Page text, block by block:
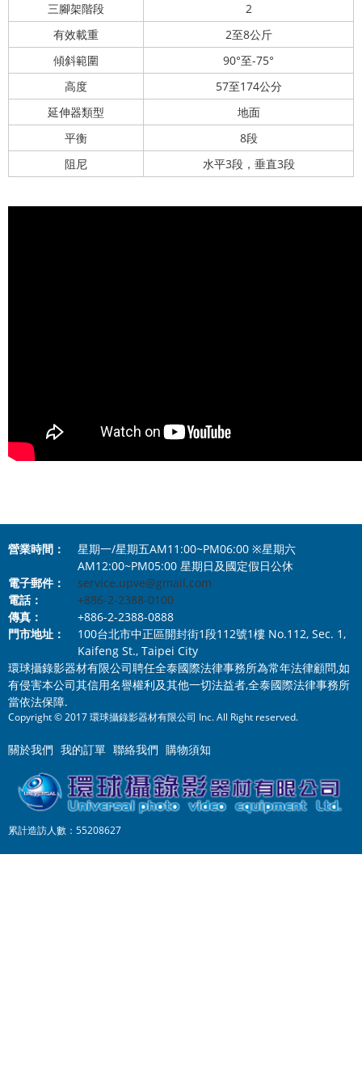
三腳架階段
2
有效載重
2至8公斤
傾斜範圍
90°至-75°
高度
57至174公分
延伸器類型
地面
平衡
8段
阻尼
水平3段，垂直3段
營業時間：
星期一/星期五AM11:00~PM06:00 ※星期六
AM12:00~PM05:00 星期日及國定假日公休
電子郵件：
service.upve@gmail.com
電話：
+886-2-2388-0100
傳真：
+886-2-2388-0888
門市地址：
100台北市中正區開封街1段112號1樓 No.112, Sec. 1,
Kaifeng St., Taipei City
環球攝錄影器材有限公司聘任全泰國際法律事務所為常年法律顧問,如
有侵害本公司其信用名譽權利及其他一切法益者,全泰國際法律事務所
當依法保障.
Copyright © 2017 環球攝錄影器材有限公司 Inc. All Right reserved.
關於我們 我的訂單 聯絡我們 購物須知
累計造訪人數：55208627